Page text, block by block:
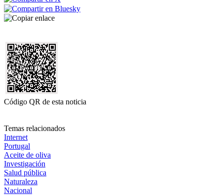
Código QR de esta noticia
Temas relacionados
Internet
Portugal
Aceite de oliva
Investigación
Salud pública
Naturaleza
Nacional